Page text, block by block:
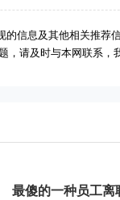
的信息及其他相关推荐
，请及时与本网联系，
最傻的一种员工离